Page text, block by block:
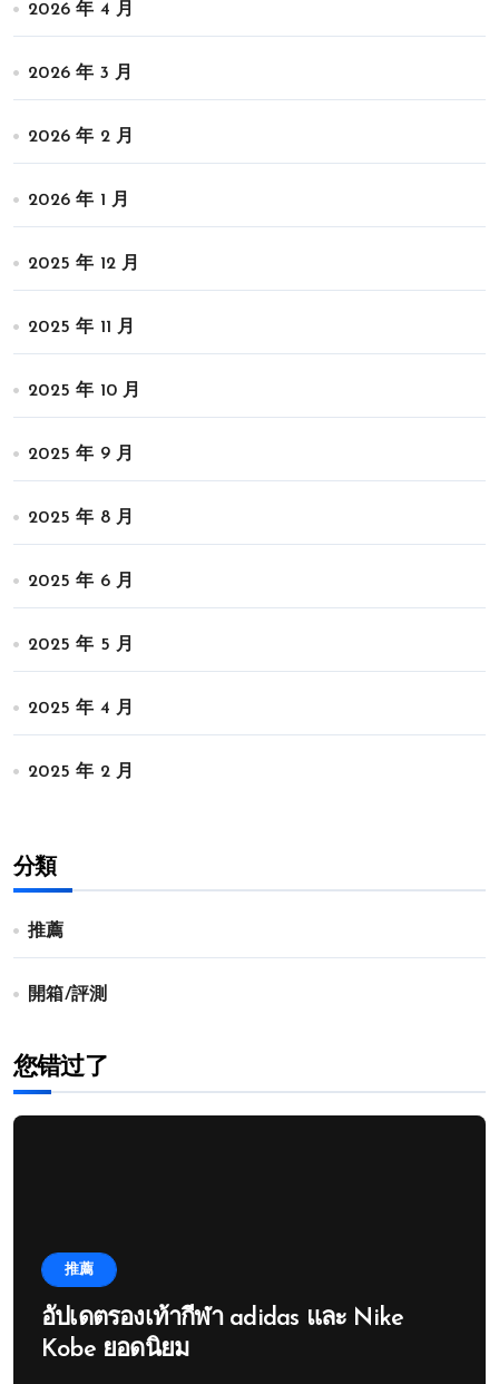
2026 年 4 月
2026 年 3 月
2026 年 2 月
2026 年 1 月
2025 年 12 月
2025 年 11 月
2025 年 10 月
2025 年 9 月
2025 年 8 月
2025 年 6 月
2025 年 5 月
2025 年 4 月
2025 年 2 月
分類
推薦
開箱/評測
您错过了
推薦
อัปเดตรองเท้ากีฬา adidas และ Nike
Kobe ยอดนิยม